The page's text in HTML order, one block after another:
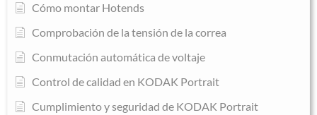
Cómo montar Hotends
Comprobación de la tensión de la correa
Conmutación automática de voltaje
Control de calidad en KODAK Portrait
Cumplimiento y seguridad de KODAK Portrait